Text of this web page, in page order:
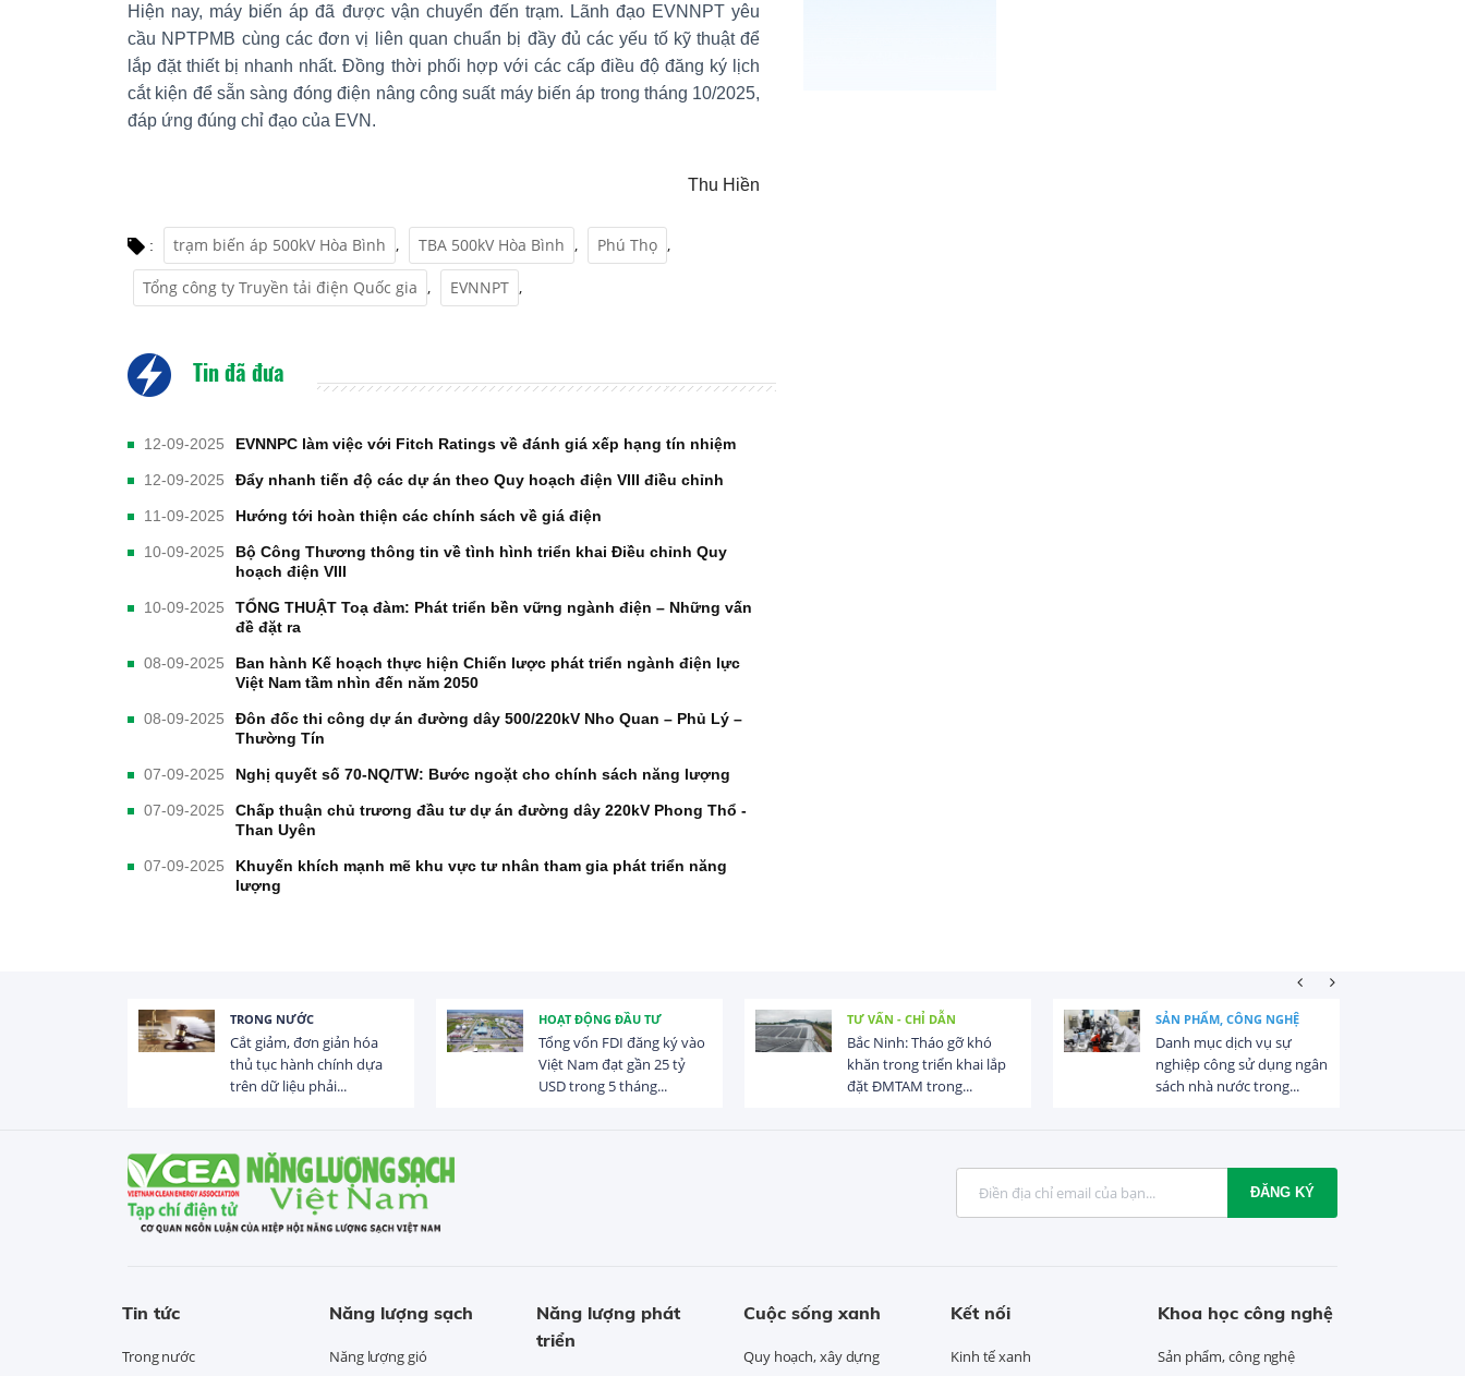
Hiện nay, máy biến áp đã được vận chuyển đến trạm. Lãnh đạo EVNNPT yêu
cầu NPTPMB cùng các đơn vị liên quan chuẩn bị đầy đủ các yếu tố kỹ thuật để
lắp đặt thiết bị nhanh nhất. Đồng thời phối hợp với các cấp điều độ đăng ký lịch
cắt kiện để sẵn sàng đóng điện nâng công suất máy biến áp trong tháng 10/2025,
đáp ứng đúng chỉ đạo của EVN.
Thu Hiền
: trạm biến áp 500kV Hòa Bình , TBA 500kV Hòa Bình , Phú Thọ ,
Tổng công ty Truyền tải điện Quốc gia , EVNNPT ,
Tin đã đưa
12-09-2025 EVNNPC làm việc với Fitch Ratings về đánh giá xếp hạng tín nhiệm
12-09-2025 Đẩy nhanh tiến độ các dự án theo Quy hoạch điện VIII điều chỉnh
11-09-2025 Hướng tới hoàn thiện các chính sách về giá điện
10-09-2025
Bộ Công Thương thông tin về tình hình triển khai Điều chỉnh Quy
hoạch điện VIII
10-09-2025
TỔNG THUẬT Toạ đàm: Phát triển bền vững ngành điện – Những vấn
đề đặt ra
08-09-2025
Ban hành Kế hoạch thực hiện Chiến lược phát triển ngành điện lực
Việt Nam tầm nhìn đến năm 2050
08-09-2025
Đôn đốc thi công dự án đường dây 500/220kV Nho Quan – Phủ Lý –
Thường Tín
07-09-2025 Nghị quyết số 70-NQ/TW: Bước ngoặt cho chính sách năng lượng
07-09-2025
Chấp thuận chủ trương đầu tư dự án đường dây 220kV Phong Thổ -
Than Uyên
07-09-2025
Khuyến khích mạnh mẽ khu vực tư nhân tham gia phát triển năng
lượng
TRONG NƯỚC
Cắt giảm, đơn giản hóa
thủ tục hành chính dựa
trên dữ liệu phải...
HOẠT ĐỘNG ĐẦU TƯ
Tổng vốn FDI đăng ký vào
Việt Nam đạt gần 25 tỷ
USD trong 5 tháng...
TƯ VẤN - CHỈ DẪN
Bắc Ninh: Tháo gỡ khó
khăn trong triển khai lắp
đặt ĐMTAM trong...
SẢN PHẨM, CÔNG NGHỆ
Danh mục dịch vụ sự
nghiệp công sử dụng ngân
sách nhà nước trong...
ĐĂNG KÝ
Tin tức
Trong nước
Năng lượng sạch
Năng lượng gió
Năng lượng phát
triển
Cuộc sống xanh
Quy hoạch, xây dựng
Kết nối
Kinh tế xanh
Khoa học công nghệ
Sản phẩm, công nghệ